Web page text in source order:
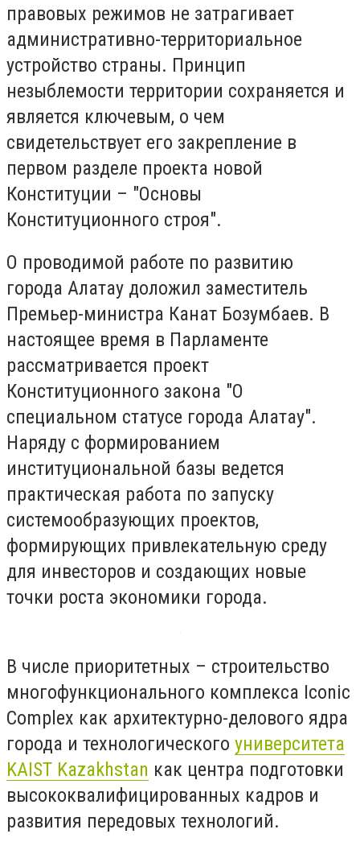
правовых режимов не затрагивает
административно-территориальное
устройство страны. Принцип
незыблемости территории сохраняется и
является ключевым, о чем
свидетельствует его закрепление в
первом разделе проекта новой
Конституции – "Основы
Конституционного строя".
О проводимой работе по развитию
города Алатау доложил заместитель
Премьер-министра Канат Бозумбаев. В
настоящее время в Парламенте
рассматривается проект
Конституционного закона "О
специальном статусе города Алатау".
Наряду с формированием
институциональной базы ведется
практическая работа по запуску
системообразующих проектов,
формирующих привлекательную среду
для инвесторов и создающих новые
точки роста экономики города.
В числе приоритетных – строительство
многофункционального комплекса Iconic
Complex как архитектурно-делового ядра
города и технологического университета
KAIST Kazakhstan как центра подготовки
высококвалифицированных кадров и
развития передовых технологий.